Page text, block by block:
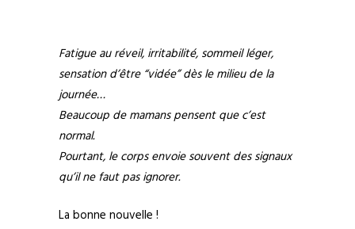
Fatigue au réveil, irritabilité, sommeil léger,
sensation d’être “vidée” dès le milieu de la
journée…
Beaucoup de mamans pensent que c’est
normal.
Pourtant, le corps envoie souvent des signaux
qu’il ne faut pas ignorer.
La bonne nouvelle !